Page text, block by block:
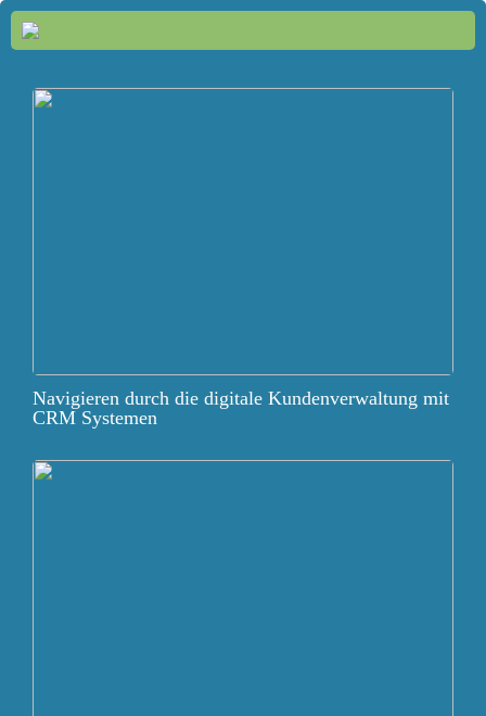
Navigieren durch die digitale Kundenverwaltung mit
CRM Systemen